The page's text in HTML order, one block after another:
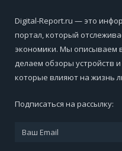
Digital-Report.ru — это
портал, который
экономики. Мы описываем
делаем обзоры устройств
которые влияют на жизнь
Подписаться на рассылку: